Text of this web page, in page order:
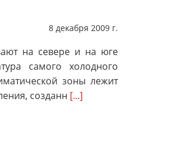
8 декабря 2009 г.
на севере и на юге
самого холодного
зоны лежит
созданн [...]